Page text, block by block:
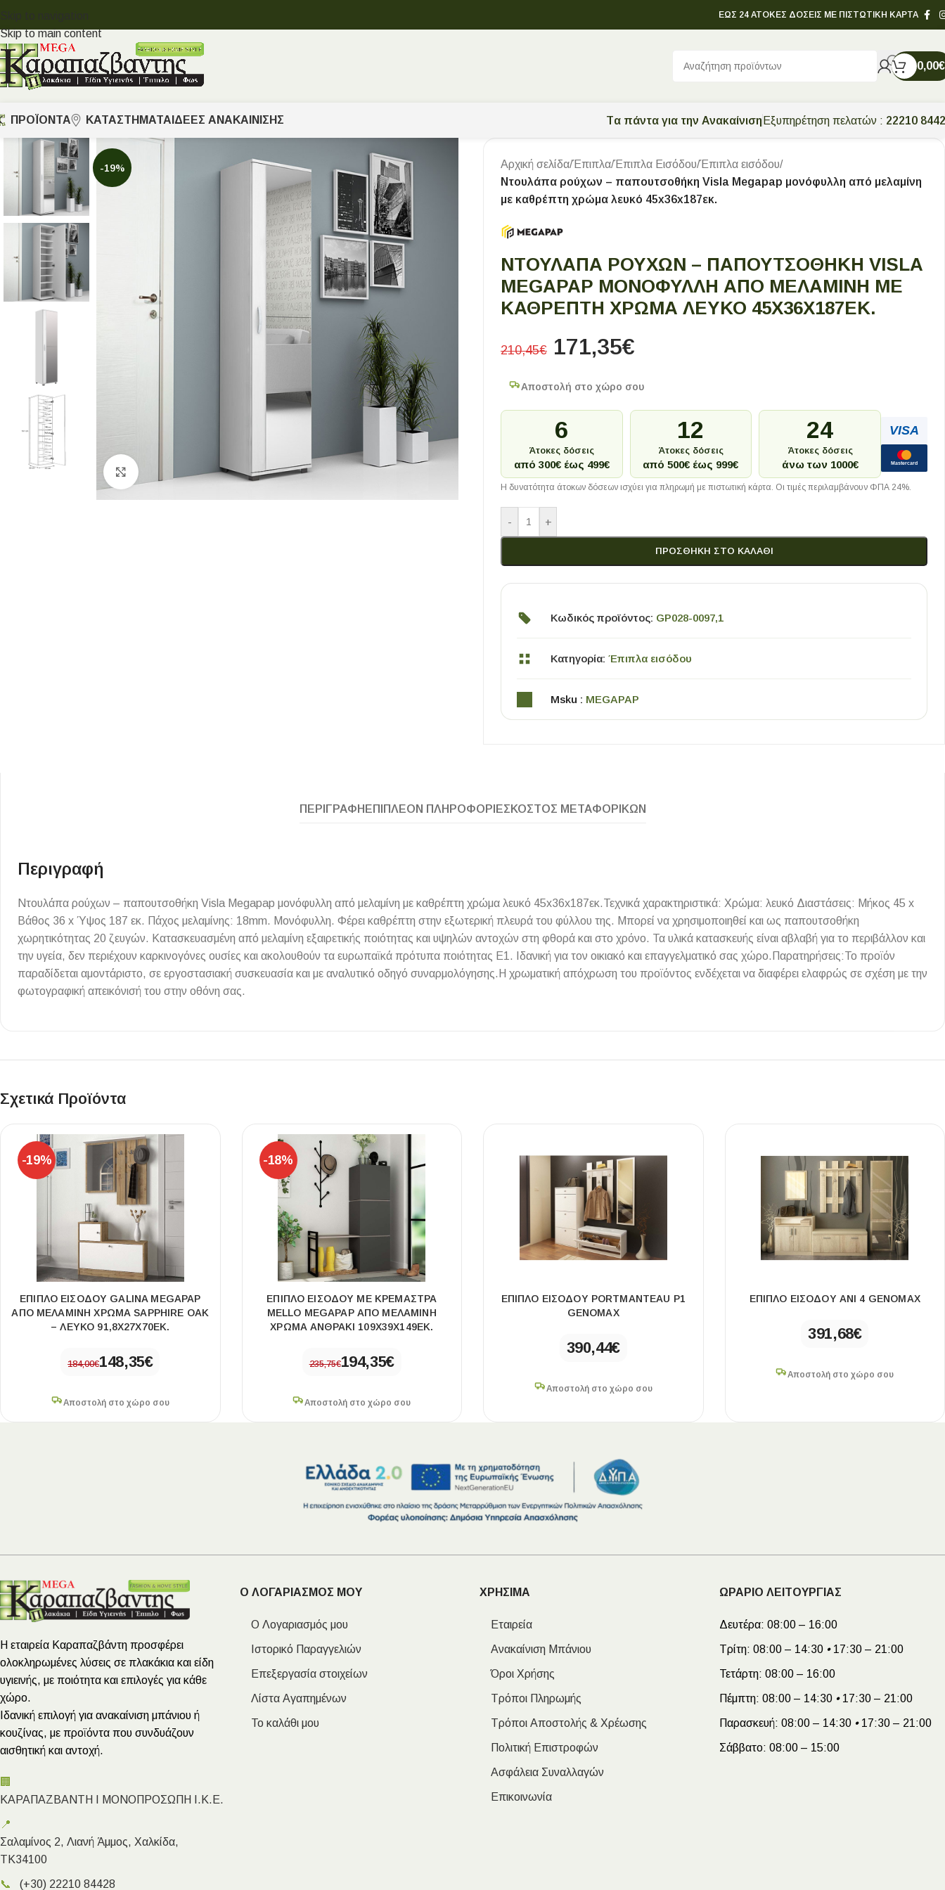
Skip to navigation
Skip to main content
ΕΩΣ 24 ΑΤΟΚΕΣ ΔΟΣΕΙΣ ΜΕ ΠΙΣΤΩΤΙΚΗ ΚΑΡΤΑ
0,00€
ΠΡΟΪΟΝΤΑ
Εξωτερικού Χώρου
Τοίχου - Δαπέδου Μπάνιου
Πισίνας
Επένδυσης Τοίχου
Ψηφίδες
Οδηγός Αγοράς Πλακιδίων
ΚΑΤΑΣΤΗΜΑΤΑ ΙΔΈΕΣ ΑΝΑΚΑΊΝΙΣΗΣ Tα πάντα για την Ανακαίνιση Εξυπηρέτηση πελατών : 22210
-19%
Κλικ για μεγέθυνση
Αρχική σελίδα/Έπιπλα/Έπιπλα Εισόδου/Έπιπλα εισόδου/
Ντουλάπα ρούχων – παπουτσοθήκη Visla Megapap μονόφυλλη από μελαμίνη
με καθρέπτη χρώμα λευκό 45x36x187εκ.
ΝΤΟΥΛΆΠΑ ΡΟΎΧΩΝ – ΠΑΠΟΥΤΣΟΘΉΚΗ VISLA
MEGAPAP ΜΟΝΌΦΥΛΛΗ ΑΠΌ ΜΕΛΑΜΊΝΗ ΜΕ
ΚΑΘΡΈΠΤΗ ΧΡΏΜΑ ΛΕΥΚΌ 45X36X187ΕΚ.
210,45€ 171,35€
Αποστολή στο χώρο σου
6
Άτοκες δόσεις
από 300€ έως 499€
12
Άτοκες δόσεις
από 500€ έως 999€
24
Άτοκες δόσεις
άνω των 1000€
VISA
Mastercard
Η δυνατότητα άτοκων δόσεων ισχύει για πληρωμή με πιστωτική κάρτα. Οι τιμές περιλαμβάνουν ΦΠΑ 24%.
- +
ΠΡΟΣΘΉΚΗ ΣΤΟ ΚΑΛΆΘΙ
Κωδικός προϊόντος: GP028-0097,1
Κατηγορία: Έπιπλα εισόδου
Msku : MEGAPAP
ΠΕΡΙΓΡΑΦΉ ΕΠΙΠΛΈΟΝ ΠΛΗΡΟΦΟΡΊΕΣ ΚΌΣΤΟΣ ΜΕΤΑΦΟΡΙΚΏΝ
Περιγραφή
Ντουλάπα ρούχων – παπουτσοθήκη Visla Megapap μονόφυλλη από μελαμίνη με καθρέπτη χρώμα λευκό 45x36x187εκ.Τεχνικά χαρακτηριστικά: Χρώμα: λευκό Διαστάσεις: Μήκος 45 x
Βάθος 36 x Ύψος 187 εκ. Πάχος μελαμίνης: 18mm. Μονόφυλλη. Φέρει καθρέπτη στην εξωτερική πλευρά του φύλλου της. Μπορεί να χρησιμοποιηθεί και ως παπουτσοθήκη
χωρητικότητας 20 ζευγών. Κατασκευασμένη από μελαμίνη εξαιρετικής ποιότητας και υψηλών αντοχών στη φθορά και στο χρόνο. Τα υλικά κατασκευής είναι αβλαβή για το περιβάλλον και
την υγεία, δεν περιέχουν καρκινογόνες ουσίες και ακολουθούν τα ευρωπαϊκά πρότυπα ποιότητας Ε1. Ιδανική για τον οικιακό και επαγγελματικό σας χώρο.Παρατηρήσεις:Το προϊόν
παραδίδεται αμοντάριστο, σε εργοστασιακή συσκευασία και με αναλυτικό οδηγό συναρμολόγησης.Η χρωματική απόχρωση του προϊόντος ενδέχεται να διαφέρει ελαφρώς σε σχέση με την
φωτογραφική απεικόνισή του στην οθόνη σας.
Σχετικά Προϊόντα
-19%
ΈΠΙΠΛΟ ΕΙΣΌΔΟΥ GALINA MEGAPAP
ΑΠΌ ΜΕΛΑΜΊΝΗ ΧΡΏΜΑ SAPPHIRE OAK
– ΛΕΥΚΌ 91,8X27X70ΕΚ.
184,00€148,35€
Αποστολή στο χώρο σου
-18%
ΈΠΙΠΛΟ ΕΙΣΌΔΟΥ ΜΕ ΚΡΕΜΆΣΤΡΑ
MELLO MEGAPAP ΑΠΌ ΜΕΛΑΜΊΝΗ
ΧΡΏΜΑ ΑΝΘΡΑΚΊ 109X39X149ΕΚ.
235,75€194,35€
Αποστολή στο χώρο σου
ΈΠΙΠΛΟ ΕΙΣΌΔΟΥ PORTMANTEAU P1
GENOMAX
390,44€
Αποστολή στο χώρο σου
ΈΠΙΠΛΟ ΕΙΣΌΔΟΥ ANI 4 GENOMAX
391,68€
Αποστολή στο χώρο σου
Η εταιρεία Καραπαζβάντη προσφέρει
ολοκληρωμένες λύσεις σε πλακάκια και είδη
υγιεινής, με ποιότητα και επιλογές για κάθε
χώρο.
Ιδανική επιλογή για ανακαίνιση μπάνιου ή
κουζίνας, με προϊόντα που συνδυάζουν
αισθητική και αντοχή.
🏢
ΚΑΡΑΠΑΖΒΑΝΤΗ Ι ΜΟΝΟΠΡΟΣΩΠΗ Ι.Κ.Ε.
📍
Σαλαμίνος 2, Λιανή Άμμος, Χαλκίδα,
ΤΚ34100
📞 (+30) 22210 84428
Ο ΛΟΓΑΡΙΑΣΜΟΣ ΜΟΥ
Ο Λογαριασμός μου
Ιστορικό Παραγγελιών
Επεξεργασία στοιχείων
Λίστα Αγαπημένων
Το καλάθι μου
ΧΡΗΣΙΜΑ
Εταιρεία
Ανακαίνιση Μπάνιου
Όροι Χρήσης
Τρόποι Πληρωμής
Τρόποι Αποστολής & Χρέωσης
Πολιτική Επιστροφών
Ασφάλεια Συναλλαγών
Επικοινωνία
ΩΡΑΡΙΟ ΛΕΙΤΟΥΡΓΙΑΣ
Δευτέρα: 08:00 – 16:00
Τρίτη: 08:00 – 14:30 •17:30 – 21:00
Τετάρτη: 08:00 – 16:00
Πέμπτη: 08:00 – 14:30 •17:30 – 21:00
Παρασκευή: 08:00 – 14:30 •17:30 – 21:00
Σάββατο: 08:00 – 15:00